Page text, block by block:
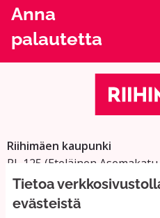
Tietoa
evästeistä
Anna
palautetta
Riihimäen kaupunki
PL 125 (Eteläinen Asemakatu
11101 Riihimäki
Vaihde: 019 758 4000